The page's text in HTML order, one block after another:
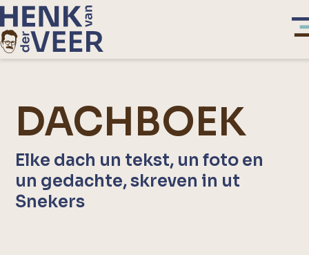
DACHBOEK
Elke dach un tekst, un foto en
un gedachte, skreven in ut
Snekers